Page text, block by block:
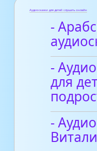
Аудиосказки для детей слушать онлайн
-
-
для
-